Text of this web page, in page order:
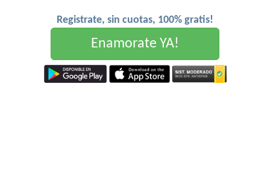
Registrate, sin cuotas, 100% gratis!
Enamorate YA!